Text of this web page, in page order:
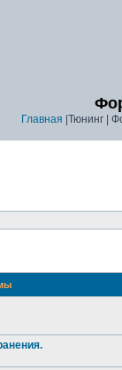
Главная |Тюнинг |